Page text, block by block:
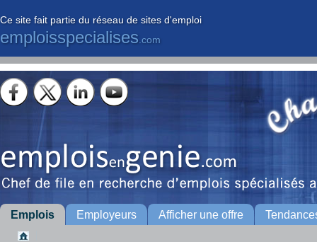
Ce site fait partie du réseau de sites d'emploi
emploisspecialises .com
Emplois Employeurs Afficher une offre